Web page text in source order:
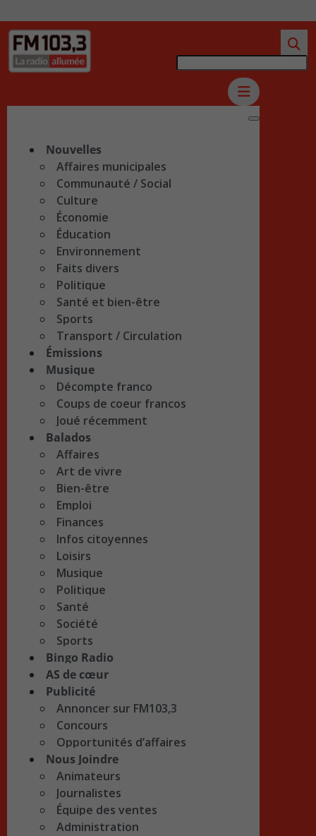
Nouvelles
Affaires municipales
Communauté / Social
Culture
Économie
Éducation
Environnement
Faits divers
Politique
Santé et bien-être
Sports
Transport / Circulation
Émissions
Musique
Décompte franco
Coups de coeur francos
Joué récemment
Balados
Affaires
Art de vivre
Bien-être
Emploi
Finances
Infos citoyennes
Loisirs
Musique
Politique
Santé
Société
Sports
Bingo Radio
AS de cœur
Publicité
Annoncer sur FM103,3
Concours
Opportunités d’affaires
Nous Joindre
Animateurs
Journalistes
Équipe des ventes
Administration